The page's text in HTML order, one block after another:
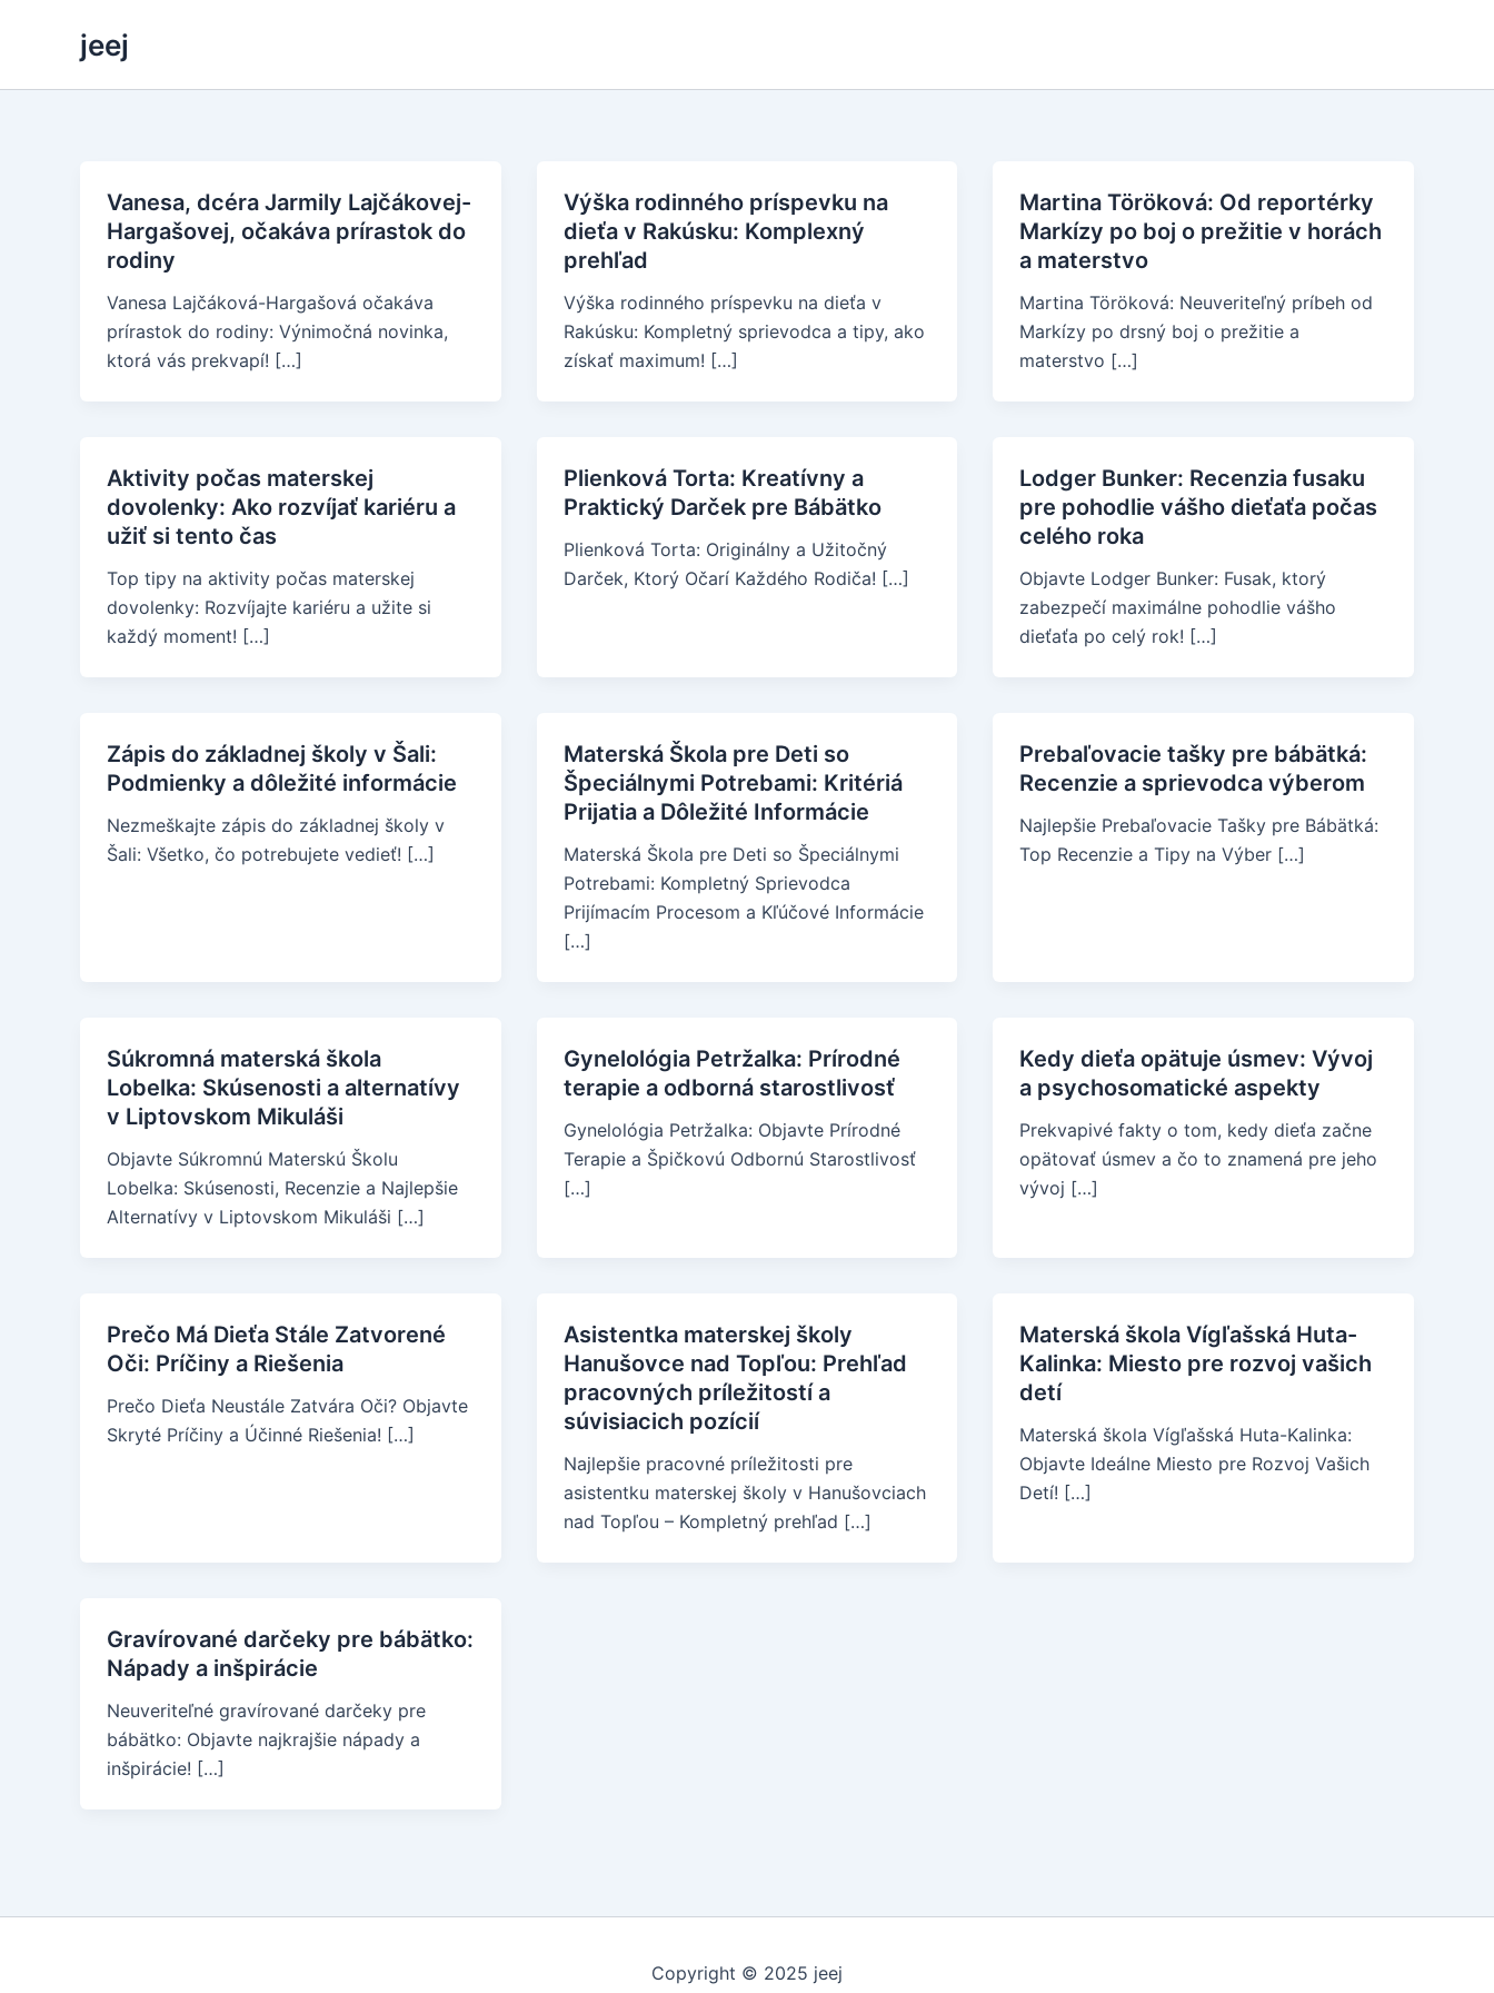
jeej
Vanesa, dcéra Jarmily Lajčákovej-
Hargašovej, očakáva prírastok do
rodiny
Vanesa Lajčáková-Hargašová očakáva
prírastok do rodiny: Výnimočná novinka,
ktorá vás prekvapí! […]
Výška rodinného príspevku na
dieťa v Rakúsku: Komplexný
prehľad
Výška rodinného príspevku na dieťa v
Rakúsku: Kompletný sprievodca a tipy, ako
získať maximum! […]
Martina Töröková: Od reportérky
Markízy po boj o prežitie v horách
a materstvo
Martina Töröková: Neuveriteľný príbeh od
Markízy po drsný boj o prežitie a
materstvo […]
Aktivity počas materskej
dovolenky: Ako rozvíjať kariéru a
užiť si tento čas
Top tipy na aktivity počas materskej
dovolenky: Rozvíjajte kariéru a užite si
každý moment! […]
Plienková Torta: Kreatívny a
Praktický Darček pre Bábätko
Plienková Torta: Originálny a Užitočný
Darček, Ktorý Očarí Každého Rodiča! […]
Lodger Bunker: Recenzia fusaku
pre pohodlie vášho dieťaťa počas
celého roka
Objavte Lodger Bunker: Fusak, ktorý
zabezpečí maximálne pohodlie vášho
dieťaťa po celý rok! […]
Zápis do základnej školy v Šali:
Podmienky a dôležité informácie
Nezmeškajte zápis do základnej školy v
Šali: Všetko, čo potrebujete vedieť! […]
Materská Škola pre Deti so
Špeciálnymi Potrebami: Kritériá
Prijatia a Dôležité Informácie
Materská Škola pre Deti so Špeciálnymi
Potrebami: Kompletný Sprievodca
Prijímacím Procesom a Kľúčové Informácie
[…]
Prebaľovacie tašky pre bábätká:
Recenzie a sprievodca výberom
Najlepšie Prebaľovacie Tašky pre Bábätká:
Top Recenzie a Tipy na Výber […]
Súkromná materská škola
Lobelka: Skúsenosti a alternatívy
v Liptovskom Mikuláši
Objavte Súkromnú Materskú Školu
Lobelka: Skúsenosti, Recenzie a Najlepšie
Alternatívy v Liptovskom Mikuláši […]
Gynelológia Petržalka: Prírodné
terapie a odborná starostlivosť
Gynelológia Petržalka: Objavte Prírodné
Terapie a Špičkovú Odbornú Starostlivosť
[…]
Kedy dieťa opätuje úsmev: Vývoj
a psychosomatické aspekty
Prekvapivé fakty o tom, kedy dieťa začne
opätovať úsmev a čo to znamená pre jeho
vývoj […]
Prečo Má Dieťa Stále Zatvorené
Oči: Príčiny a Riešenia
Prečo Dieťa Neustále Zatvára Oči? Objavte
Skryté Príčiny a Účinné Riešenia! […]
Asistentka materskej školy
Hanušovce nad Topľou: Prehľad
pracovných príležitostí a
súvisiacich pozícií
Najlepšie pracovné príležitosti pre
asistentku materskej školy v Hanušovciach
nad Topľou – Kompletný prehľad […]
Materská škola Vígľašská Huta-
Kalinka: Miesto pre rozvoj vašich
detí
Materská škola Vígľašská Huta-Kalinka:
Objavte Ideálne Miesto pre Rozvoj Vašich
Detí! […]
Gravírované darčeky pre bábätko:
Nápady a inšpirácie
Neuveriteľné gravírované darčeky pre
bábätko: Objavte najkrajšie nápady a
inšpirácie! […]
Copyright © 2025 jeej